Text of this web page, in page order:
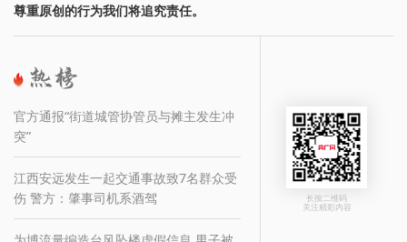
尊重原创的行为我们将追究责任。
官方通报“街道城管协管员与摊主发生冲
突”
江西安远发生一起交通事故致7名群众受
伤 警方：肇事司机系酒驾
长按二维码
关注精彩内容